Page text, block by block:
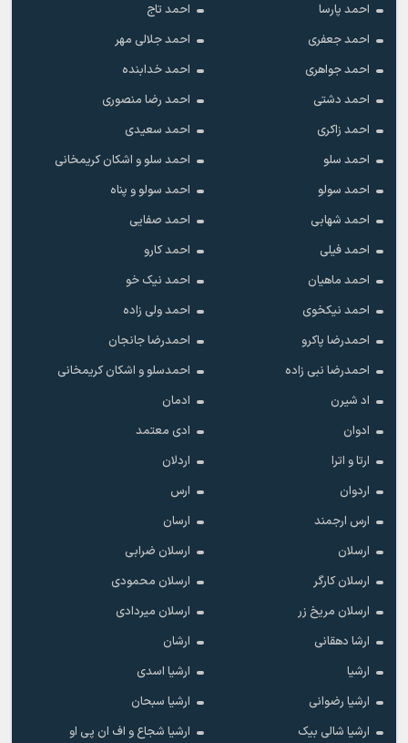
احمد پارسا
احمد تاج
احمد جعفری
احمد جلالی مهر
احمد جواهری
احمد خدابنده
احمد دشتی
احمد رضا منصوری
احمد زاکری
احمد سعیدی
احمد سلو
احمد سلو و اشکان کریمخانی
احمد سولو
احمد سولو و پناه
احمد شهابی
احمد صفایی
احمد فیلی
احمد کارو
احمد ماهیان
احمد نیک خو
احمد نیکخوی
احمد ولی زاده
احمدرضا پاکرو
احمدرضا جانجان
احمدرضا نبی زاده
احمدسلو و اشکان کریمخانی
اد شیرن
ادمان
ادوان
ادی معتمد
ارتا و اترا
اردلان
اردوان
ارس
ارس ارجمند
ارسان
ارسلان
ارسلان ضرابی
ارسلان کارگر
ارسلان محمودی
ارسلان مریخ زر
ارسلان میردادی
ارشا دهقانی
ارشان
ارشیا
ارشیا اسدی
ارشیا رضوانی
ارشیا سبحان
ارشیا شالی بیک
ارشیا شجاع و اف ان پی او